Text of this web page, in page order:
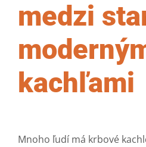
medzi
kachľami
Mnoho ľudí má krbové